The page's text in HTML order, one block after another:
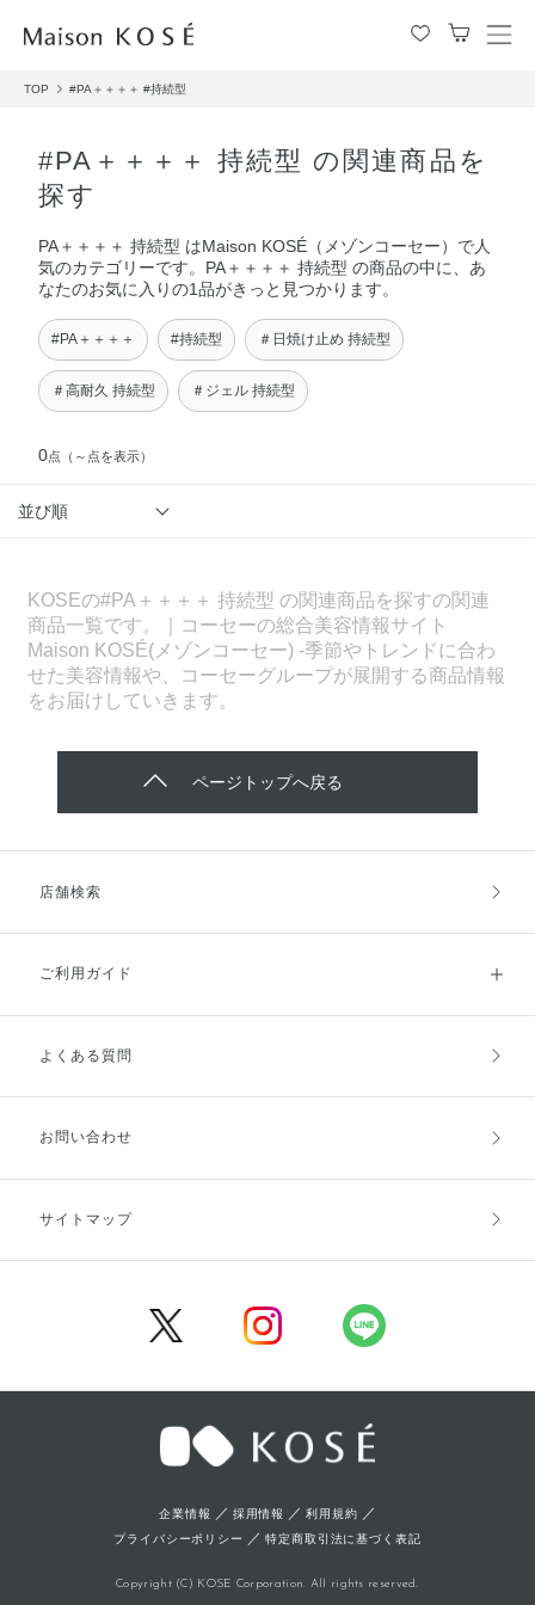
メ
TOP #PA＋＋＋＋ #持続型
#PA＋＋＋＋ 持続型 の関連商品を
探す
PA＋＋＋＋ 持続型 はMaison KOSÉ（メゾンコーセー）で人
気のカテゴリーです。PA＋＋＋＋ 持続型 の商品の中に、あ
なたのお気に入りの1品がきっと見つかります。
#PA＋＋＋＋ #持続型 ＃日焼け止め 持続型
＃高耐久 持続型 ＃ジェル 持続型
0点 （～点を表示）
並び順
KOSEの#PA＋＋＋＋ 持続型 の関連商品を探すの関連
商品一覧です。｜コーセーの総合美容情報サイト
Maison KOSÉ(メゾンコーセー) -季節やトレンドに合わ
せた美容情報や、コーセーグループが展開する商品情報
をお届けしていきます。
ページトップへ戻る
店舗検索
ご利用ガイド
ご利用ガイドトップ
お支払方法
キャンセル・返品・交換
よくある質問
お問い合わせ
サイトマップ
企業情報 ／ 採用情報 ／利用規約 ／
プライバシーポリシー ／特定商取引法に基づく表記
Copyright (C) KOSE Corporation. All rights reserved.